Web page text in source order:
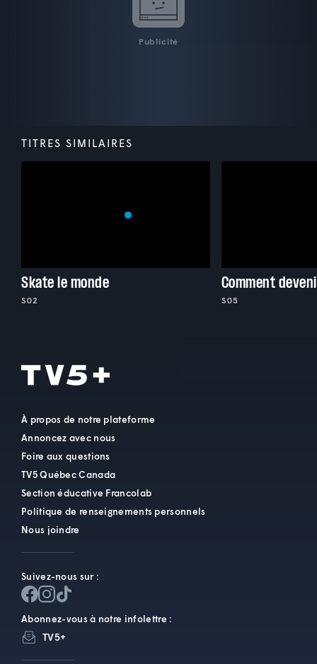
Publicité
TITRES SIMILAIRES
Skate le monde
S02
Comment
S05
À propos de notre plateforme
Annoncez avec nous
Foire aux questions
TV5 Québec Canada
Section éducative Francolab
Politique de renseignements personnels
Nous joindre
Suivez-nous sur :
Abonnez-vous à notre infolettre :
TV5+